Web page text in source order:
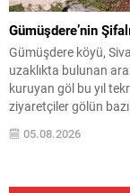
Gümüşdere’nin
Gümüşdere köyü,
uzaklıkta bulunan
kuruyan göl bu yıl
ziyaretçiler gölün
deri...05.08.2026